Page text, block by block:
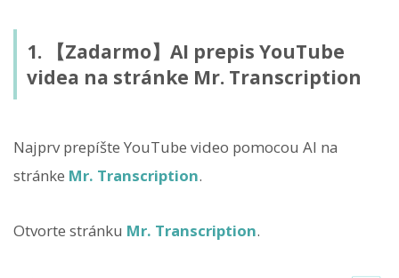
1. 【Zadarmo】AI prepis YouTube
videa na stránke Mr. Transcription
Najprv prepíšte YouTube video pomocou AI na
stránke Mr. Transcription.
Otvorte stránku Mr. Transcription.